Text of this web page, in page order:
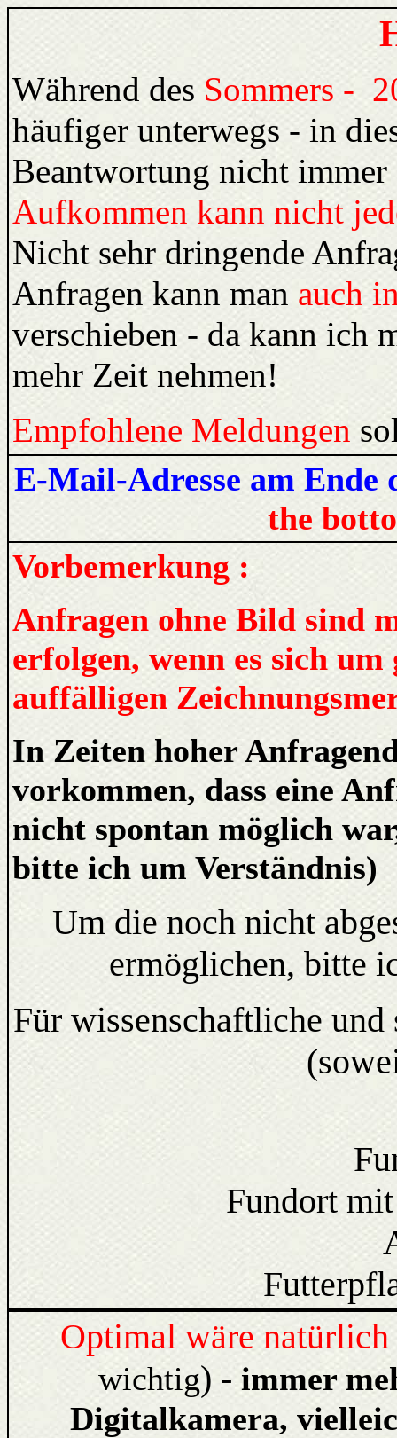
Während des Sommers -
häufiger unterwegs - in
Beantwortung nicht
Aufkommen kann nicht
Nicht sehr dringende
Anfragen kann man auch
verschieben - da kann ich
mehr Zeit nehmen!
Empfohlene Meldungen
E-Mail-Adresse am
the
Vorbemerkung :
Anfragen ohne Bild sind
erfolgen, wenn es sich
auffälligen
In Zeiten hoher
vorkommen, dass eine
nicht spontan möglich
bitte ich um Verständnis)
Um die noch nicht
ermöglichen, bitte
Für wissenschaftliche
Fundort
Optimal wäre
wichtig) - immer
Digitalkamera,